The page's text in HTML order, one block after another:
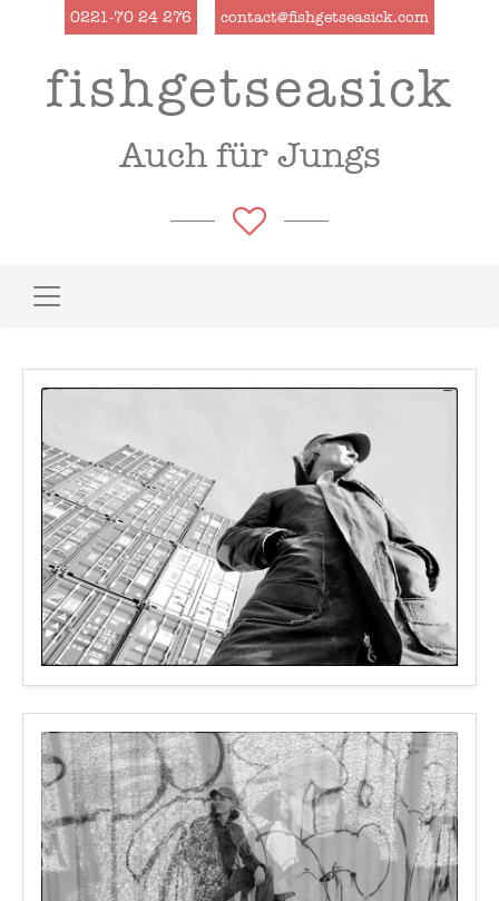
0221-70 24 276 contact@fishgetseasick.com
fishgetseasick
Auch für Jungs
Toggle navigation